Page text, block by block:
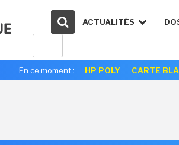
ACTUALITÉS
En ce moment : HP POLY CARTE